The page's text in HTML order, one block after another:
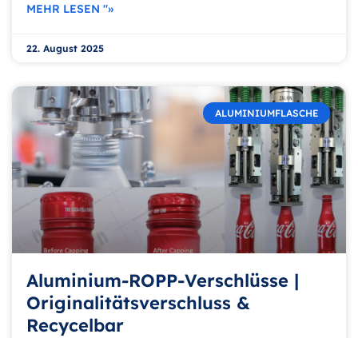
MEHR LESEN "»
22. August 2025
ALUMINIUMFLASCHE
Aluminium-ROPP-Verschlüsse |
Originalitätsverschluss &
Recycelbar